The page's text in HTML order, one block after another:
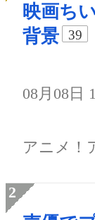
映画ち
背景
39
08月08日
アニメ！